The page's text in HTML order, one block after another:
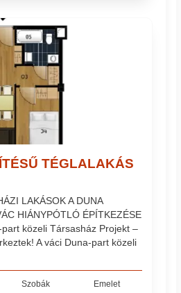
TÉGLALAKÁS
LAKÁSOK A DUNA
HIÁNYPÓTLÓ ÉPÍTKEZÉSE
közeli Társasház Projekt –
A váci Duna-part közeli
Szobák Emelet